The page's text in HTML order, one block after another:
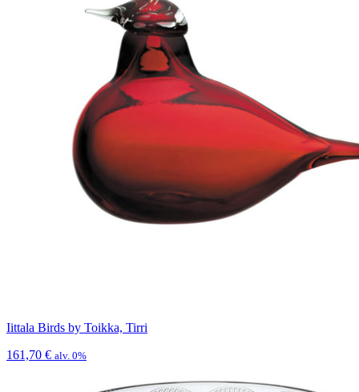
Iittala Birds by Toikka, Tirri
161,70 € alv. 0%